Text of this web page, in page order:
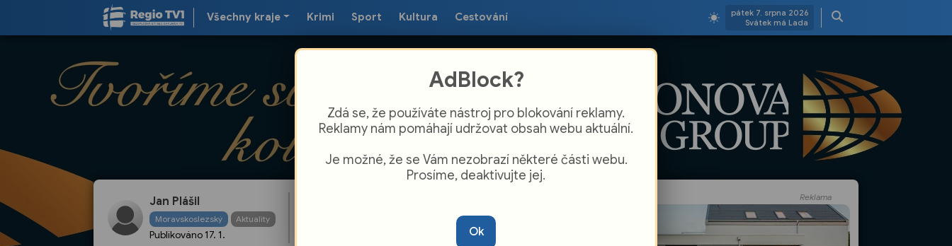
Všechny kraje Krimi Sport Kultura Cestování
pátek 7. srpna 2026
Svátek má Lada
Jan Plášil
Moravskoslezský Aktuality
Publikováno 17. 1.
se stává zámeckou komnatou se vším
Reklama
AdBlock?
Zdá se, že používáte nástroj pro blokování reklamy.
Reklamy nám pomáhají udržovat obsah webu aktuální.
Je možné, že se Vám nezobrazí některé části webu.
Prosíme, deaktivujte jej.
Ok